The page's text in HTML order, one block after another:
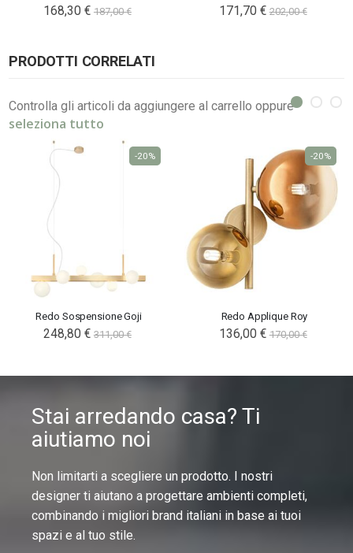
168,30 € 187,00 € 171,70 € 202,00 €
PRODOTTI CORRELATI
Controlla gli articoli da aggiungere al carrello oppure
seleziona tutto
Redo Sospensione Goji
248,80 € 311,00 €
-20%
Redo Applique Roy
Special
Price
136,00 € 170,00 €
-20%
Stai arredando casa? Ti
aiutiamo noi
Non limitarti a scegliere un prodotto. I nostri
designer ti aiutano a progettare ambienti completi,
combinando i migliori brand italiani in base ai tuoi
spazi e al tuo stile.